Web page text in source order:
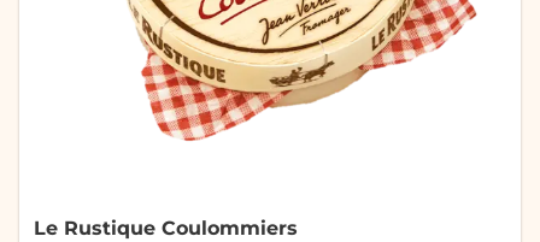
Le Rustique Coulommiers